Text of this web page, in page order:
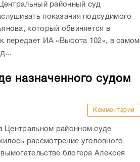
районный суд
показания подсудимого
который обвиняется в
передает ИА «Высота 102», в самом
назначенного судом
Комментарии
Центральном районном суде
рассмотрение уголовного
блогера Алексея